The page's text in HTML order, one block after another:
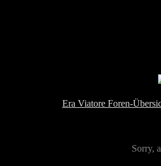
Era Viatore Foren-
Sorry,